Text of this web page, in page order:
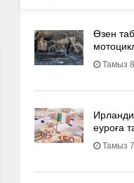
Өзен
Тамыз
еуроға
Тамыз